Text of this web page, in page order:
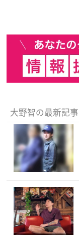
大野智の最新記事